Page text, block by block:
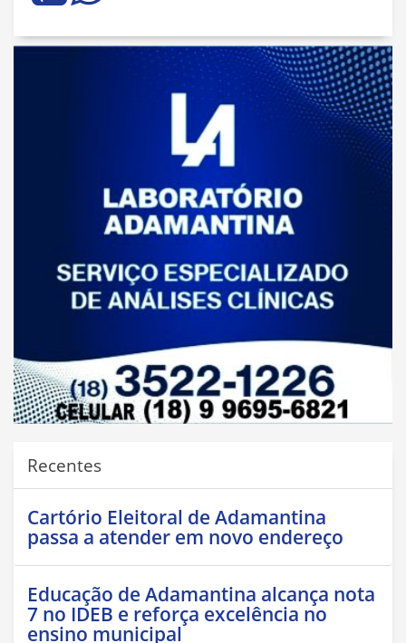
Recentes
Cartório Eleitoral de Adamantina
passa a atender em novo endereço
Educação de Adamantina alcança nota
7 no IDEB e reforça excelência no
ensino municipal